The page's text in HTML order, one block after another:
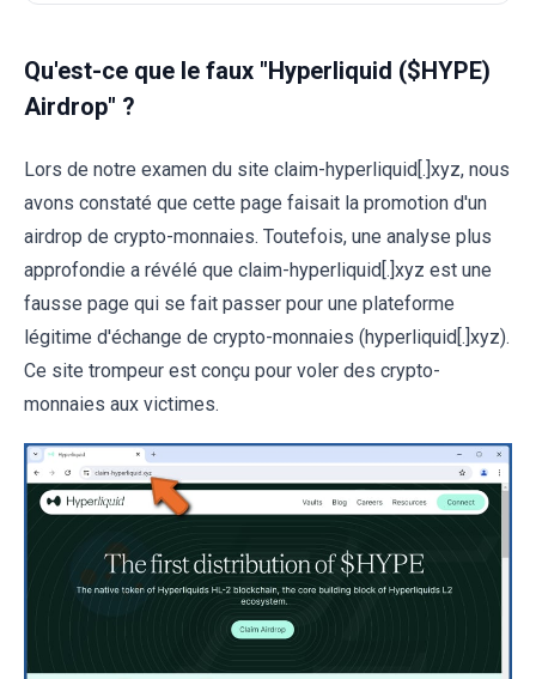
Qu'est-ce que le faux "Hyperliquid ($HYPE)
Airdrop" ?
Lors de notre examen du site claim-hyperliquid[.]xyz, nous
avons constaté que cette page faisait la promotion d'un
airdrop de crypto-monnaies. Toutefois, une analyse plus
approfondie a révélé que claim-hyperliquid[.]xyz est une
fausse page qui se fait passer pour une plateforme
légitime d'échange de crypto-monnaies (hyperliquid[.]xyz).
Ce site trompeur est conçu pour voler des crypto-
monnaies aux victimes.